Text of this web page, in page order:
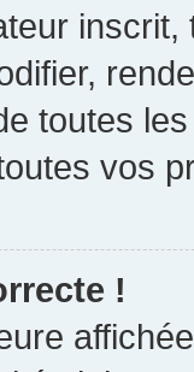
toutes
vos
!